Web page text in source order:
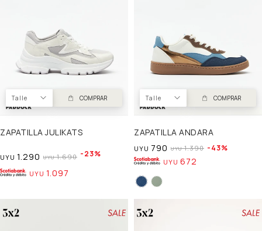
Talle COMPRAR
ZAPATILLA JULIKATS
UYU 1.290 UYU 1.690 23
UYU 1.097
Talle COMPRAR
ZAPATILLA ANDARA
UYU 790 UYU 1.390 43
UYU 672